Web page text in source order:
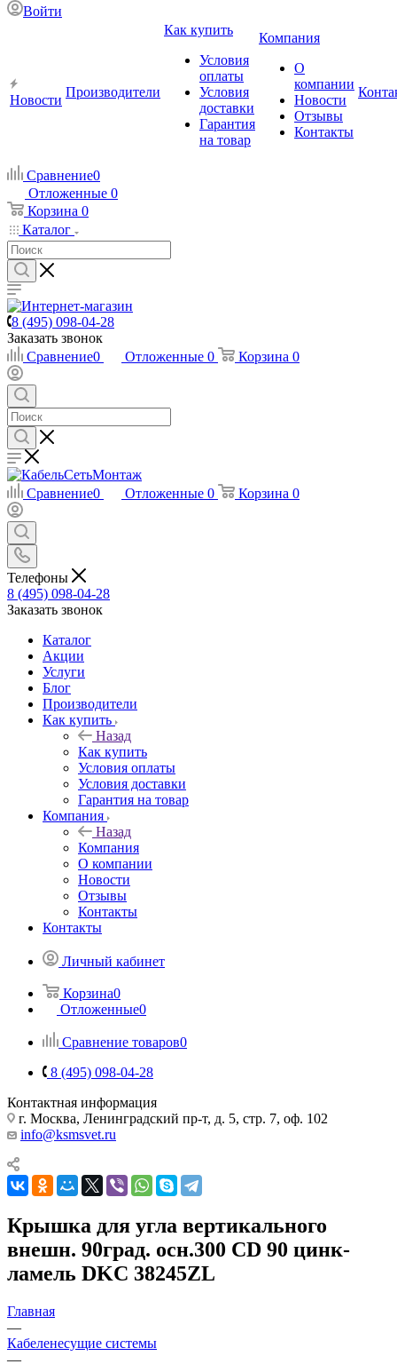
Войти
Новости
Производители
Как купить
Условия
оплаты
Условия
доставки
Гарантия
на товар
Компания
О
компании
Новости
Отзывы
Контакты
Сравнение0
Отложенные 0
Корзина 0
Каталог
8 (495) 098-04-28
Заказать звонок
Сравнение0 Отложенные 0 Корзина 0
Сравнение0 Отложенные 0 Корзина 0
Телефоны
8 (495) 098-04-28
Заказать звонок
Каталог
Акции
Услуги
Блог
Производители
Как купить
Назад
Как купить
Условия оплаты
Условия доставки
Гарантия на товар
Компания
Назад
Компания
О компании
Новости
Отзывы
Контакты
Контакты
Личный кабинет
Корзина0
Отложенные0
Сравнение товаров0
8 (495) 098-04-28
Контактная информация
г. Москва, Ленинградский пр-т, д. 5, стр. 7, оф. 102
info@ksmsvet.ru
Крышка для угла вертикального
внешн. 90град. осн.300 CD 90 цинк-
ламель DKC 38245ZL
Главная
—
Кабеленесущие системы
—